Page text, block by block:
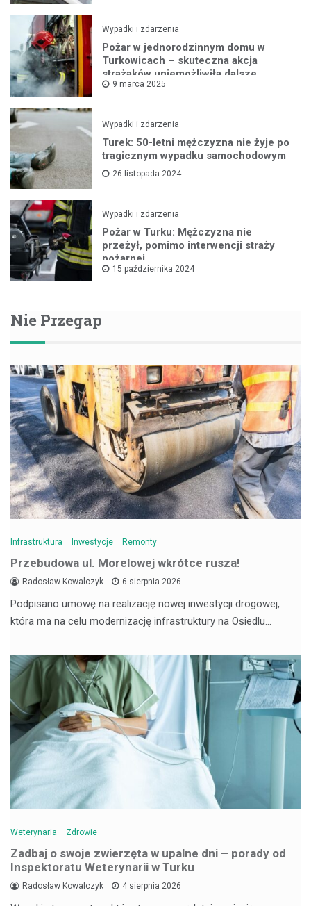
Wypadki i zdarzenia
Pożar w jednorodzinnym domu w
Turkowicach – skuteczna akcja
strażaków uniemożliwiła dalsze
rozprzestrzenianie się ognia
9 marca 2025
Wypadki i zdarzenia
Turek: 50-letni mężczyzna nie żyje po
tragicznym wypadku samochodowym
26 listopada 2024
Wypadki i zdarzenia
Pożar w Turku: Mężczyzna nie
przeżył, pomimo interwencji straży
pożarnej
15 października 2024
Nie Przegap
Infrastruktura Inwestycje Remonty
Przebudowa ul. Morelowej wkrótce rusza!
Radosław Kowalczyk 6 sierpnia 2026
Podpisano umowę na realizację nowej inwestycji drogowej,
która ma na celu modernizację infrastruktury na Osiedlu…
Weterynaria Zdrowie
Zadbaj o swoje zwierzęta w upalne dni – porady od
Inspektoratu Weterynarii w Turku
Radosław Kowalczyk 4 sierpnia 2026